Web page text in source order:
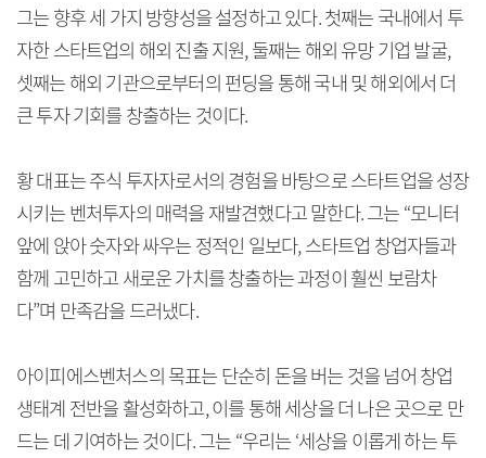
그는 향후 세 가지 방향성을 설정하고 있다. 첫째는 국내에서 투
자한 스타트업의 해외 진출 지원, 둘째는 해외 유망 기업 발굴,
셋째는 해외 기관으로부터의 펀딩을 통해 국내 및 해외에서 더
큰 투자 기회를 창출하는 것이다.
황 대표는 주식 투자자로서의 경험을 바탕으로 스타트업을 성장
시키는 벤처투자의 매력을 재발견했다고 말한다. 그는 “모니터
앞에 앉아 숫자와 싸우는 정적인 일보다, 스타트업 창업자들과
함께 고민하고 새로운 가치를 창출하는 과정이 훨씬 보람차
다”며 만족감을 드러냈다.
아이피에스벤처스의 목표는 단순히 돈을 버는 것을 넘어 창업
생태계 전반을 활성화하고, 이를 통해 세상을 더 나은 곳으로 만
드는 데 기여하는 것이다. 그는 “우리는 ‘세상을 이롭게 하는 투